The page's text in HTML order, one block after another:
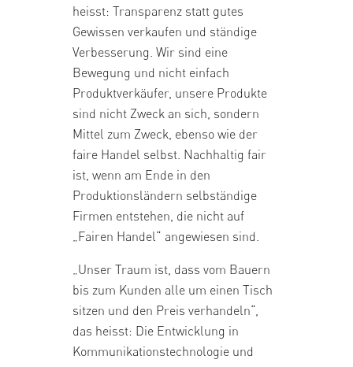
heisst: Transparenz statt gutes
Gewissen verkaufen und ständige
Verbesserung. Wir sind eine
Bewegung und nicht einfach
Produktverkäufer, unsere Produkte
sind nicht Zweck an sich, sondern
Mittel zum Zweck, ebenso wie der
faire Handel selbst. Nachhaltig fair
ist, wenn am Ende in den
Produktionsländern selbständige
Firmen entstehen, die nicht auf
„Fairen Handel“ angewiesen sind.
„Unser Traum ist, dass vom Bauern
bis zum Kunden alle um einen Tisch
sitzen und den Preis verhandeln“,
das heisst: Die Entwicklung in
Kommunikationstechnologie und